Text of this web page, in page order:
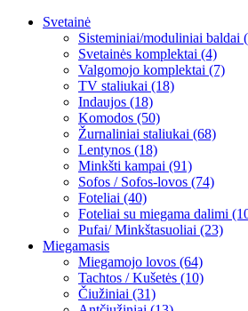
Svetainė
Sisteminiai/moduliniai baldai
Svetainės komplektai (4)
Valgomojo komplektai (7)
TV staliukai (18)
Indaujos (18)
Komodos (50)
Žurnaliniai staliukai (68)
Lentynos (18)
Minkšti kampai (91)
Sofos / Sofos-lovos (74)
Foteliai (40)
Foteliai su miegama dalimi
Pufai/ Minkštasuoliai (23)
Miegamasis
Miegamojo lovos (64)
Tachtos / Kušetės (10)
Čiužiniai (31)